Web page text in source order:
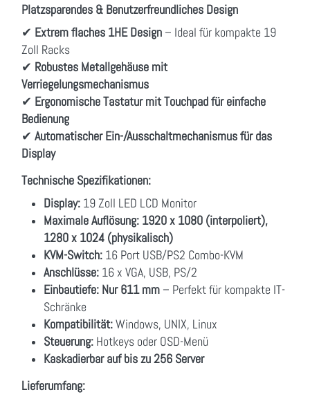
Platzsparendes & Benutzerfreundliches Design
✔ Extrem flaches 1HE Design – Ideal für kompakte 19
Zoll Racks
✔ Robustes Metallgehäuse mit
Verriegelungsmechanismus
✔ Ergonomische Tastatur mit Touchpad für einfache
Bedienung
✔ Automatischer Ein-/Ausschaltmechanismus für das
Display
Technische Spezifikationen:
Display: 19 Zoll LED LCD Monitor
Maximale Auflösung: 1920 x 1080 (interpoliert),
1280 x 1024 (physikalisch)
KVM-Switch: 16 Port USB/PS2 Combo-KVM
Anschlüsse: 16 x VGA, USB, PS/2
Einbautiefe: Nur 611 mm – Perfekt für kompakte IT-
Schränke
Kompatibilität:Windows, UNIX, Linux
Steuerung: Hotkeys oder OSD-Menü
Kaskadierbar auf bis zu 256 Server
Lieferumfang: